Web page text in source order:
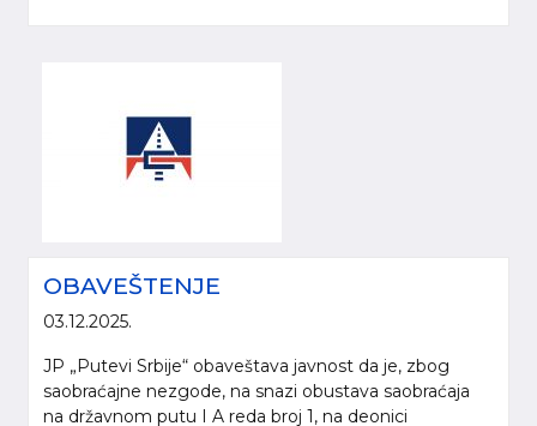
OBAVEŠTENJE
03.12.2025.
JP „Putevi Srbije“ obaveštava javnost da je, zbog
saobraćajne nezgode, na snazi obustava saobraćaja
na državnom putu I A reda broj 1, na deonici